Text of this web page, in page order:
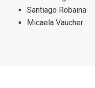
Santiago Robaina
Micaela Vaucher